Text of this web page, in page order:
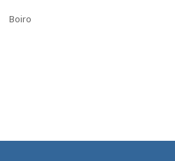
Boiro